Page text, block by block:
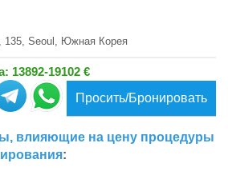
135, Seoul, Южная Корея
13892-19102 €
Просить/Бронировать
влияющие на цену процедуры
: